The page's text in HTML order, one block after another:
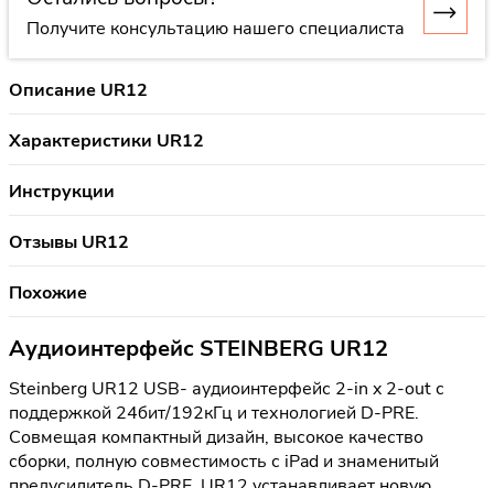
Получите консультацию нашего специалиста
Описание UR12
Характеристики UR12
Инструкции
Отзывы UR12
Похожие
Аудиоинтерфейс STEINBERG UR12
Steinberg UR12 USB- аудиоинтерфейс 2-in x 2-out с
поддержкой 24бит/192кГц и технологией D-PRE.
Совмещая компактный дизайн, высокое качество
сборки, полную совместимость с iPad и знаменитый